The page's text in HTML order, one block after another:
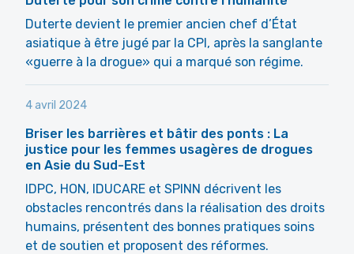
Duterte devient le premier ancien chef d’État
asiatique à être jugé par la CPI, après la sanglante
«guerre à la drogue» qui a marqué son régime.
4 avril 2024
Briser les barrières et bâtir des ponts : La
justice pour les femmes usagères de drogues
en Asie du Sud-Est
IDPC, HON, IDUCARE et SPINN décrivent les
obstacles rencontrés dans la réalisation des droits
humains, présentent des bonnes pratiques soins
et de soutien et proposent des réformes.